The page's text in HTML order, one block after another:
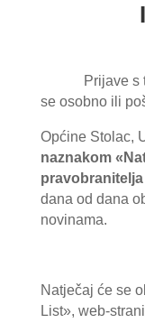
Prijave s
se osobno ili
Općine Stolac,
naznakom
dana od dana
novinama.
Natječaj će se
List», web-